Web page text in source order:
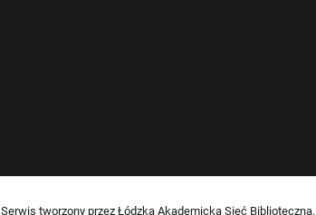
Serwis tworzony przez Łódzką Akademicką Sieć Biblioteczną.